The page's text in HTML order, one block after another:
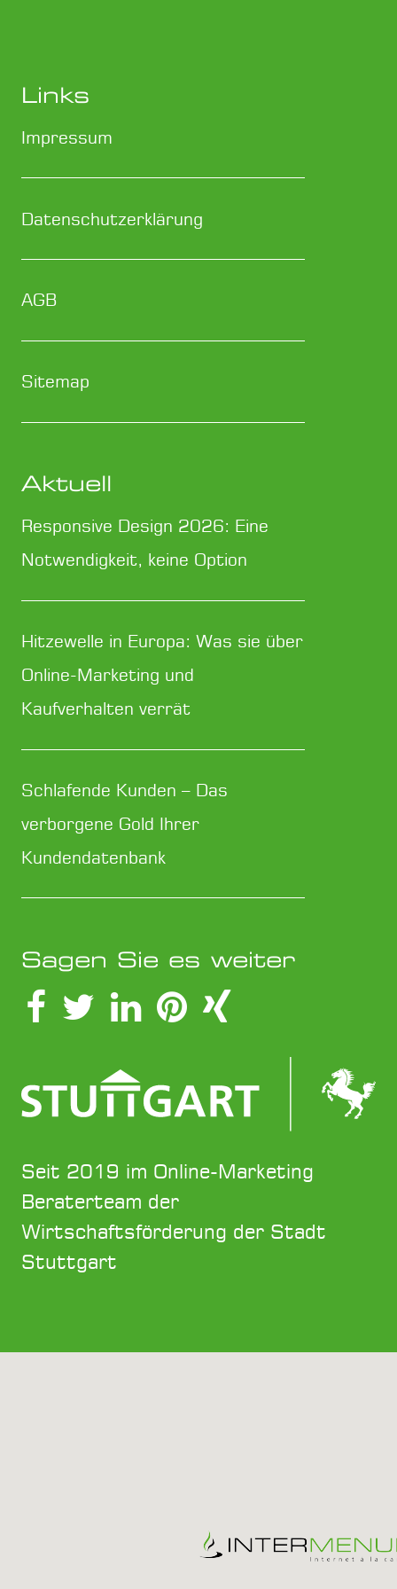
Links
Impressum
Datenschutzerklärung
AGB
Sitemap
Aktuell
Responsive Design 2026: Eine
Notwendigkeit, keine Option
Hitzewelle in Europa: Was sie über
Online-Marketing und
Kaufverhalten verrät
Schlafende Kunden – Das
verborgene Gold Ihrer
Kundendatenbank
Sagen Sie es weiter
Seit 2019 im Online-Marketing
Beraterteam der
Wirtschaftsförderung der Stadt
Stuttgart